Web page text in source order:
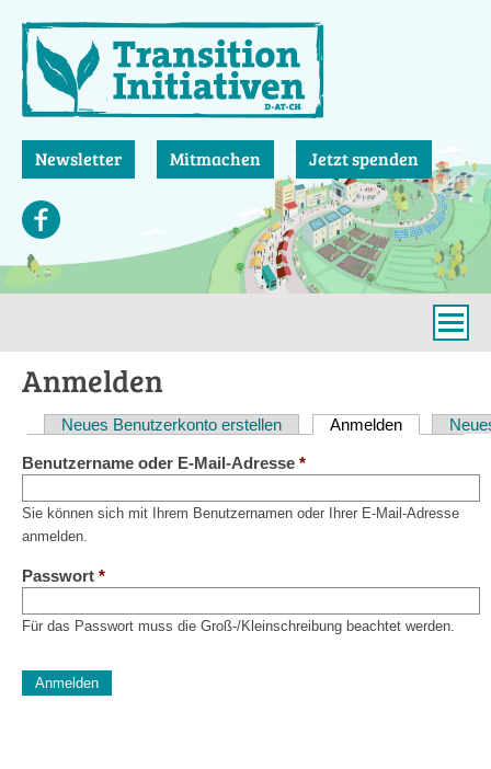
zum
Inhalt
Newsletter Mitmachen Jetzt spenden
Anmelden
Haupt-
Reiter
Neues Benutzerkonto erstellen Anmelden(aktiver
Benutzername oder E-Mail-Adresse *
Sie können sich mit Ihrem Benutzernamen oder Ihrer E-Mail-Adresse
anmelden.
Passwort *
Für das Passwort muss die Groß-/Kleinschreibung beachtet werden.
Diese Sicherheitsfrage überprüft, ob Sie ein menschlicher